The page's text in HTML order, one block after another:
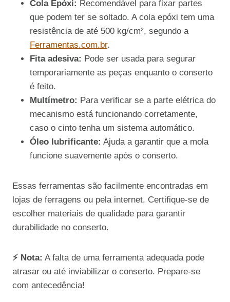
Cola Epóxi: Recomendável para fixar partes
que podem ter se soltado. A cola epóxi tem uma
resistência de até 500 kg/cm², segundo a
Ferramentas.com.br.
Fita adesiva: Pode ser usada para segurar
temporariamente as peças enquanto o conserto
é feito.
Multímetro: Para verificar se a parte elétrica do
mecanismo está funcionando corretamente,
caso o cinto tenha um sistema automático.
Óleo lubrificante: Ajuda a garantir que a mola
funcione suavemente após o conserto.
Essas ferramentas são facilmente encontradas em
lojas de ferragens ou pela internet. Certifique-se de
escolher materiais de qualidade para garantir
durabilidade no conserto.
⚡ Nota: A falta de uma ferramenta adequada pode
atrasar ou até inviabilizar o conserto. Prepare-se
com antecedência!